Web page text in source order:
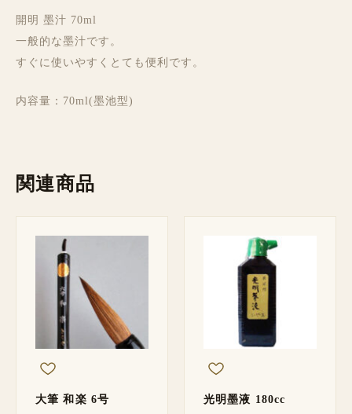
開明 墨汁 70ml
一般的な墨汁です。
すぐに使いやすくとても便利です。
内容量：70ml(墨池型)
関連商品
大筆 和楽 6号 光明墨液 180cc